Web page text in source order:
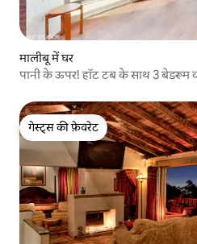
मालीबू में घर
पानी के ऊपर! हॉट टब के साथ 3 बेडरूम
गेस्ट्स की फ़ेवरेट
गेस्ट्स की फ़ेवरेट